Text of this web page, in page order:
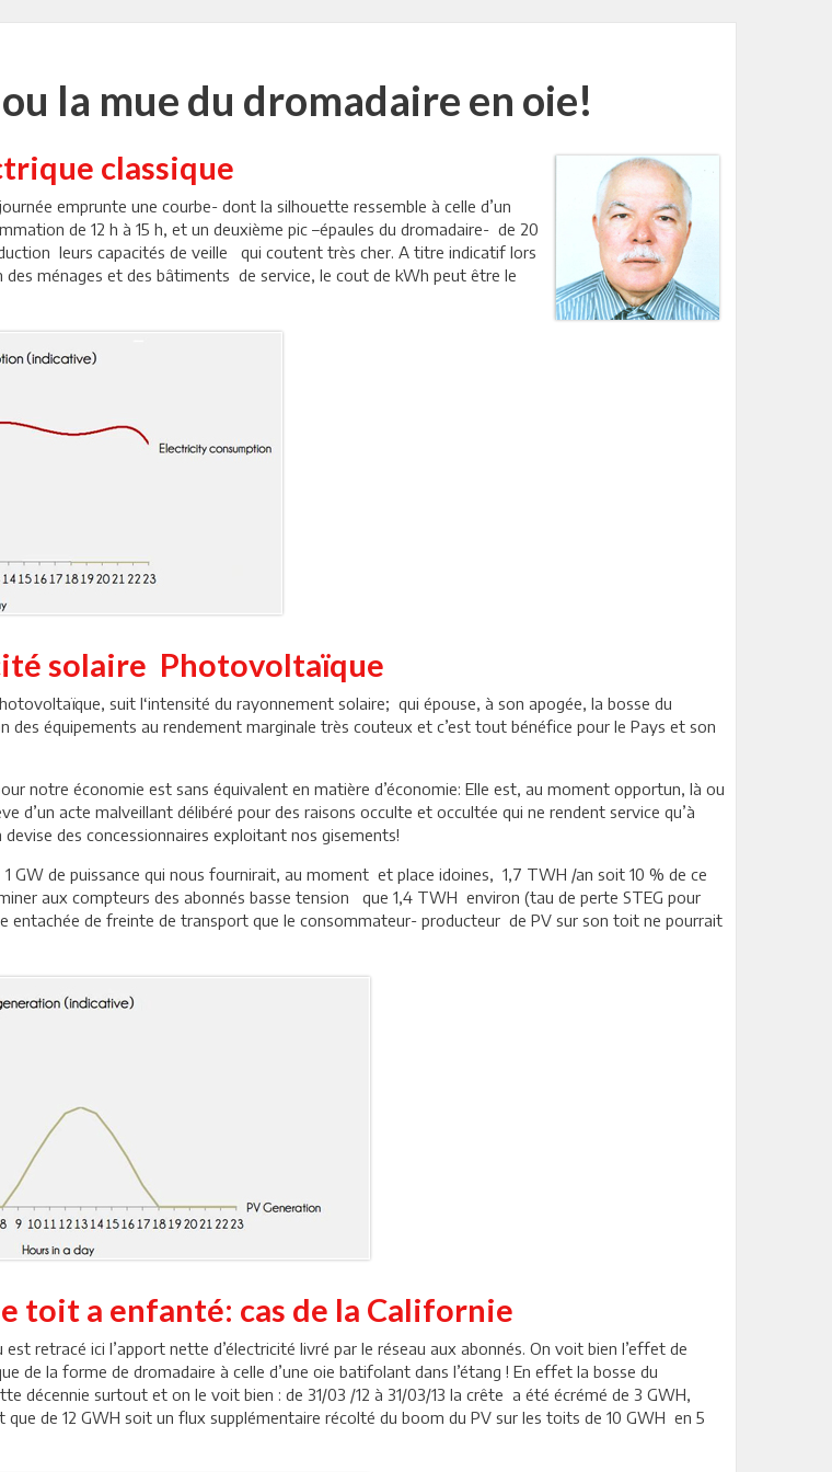
la mue du dromadaire en oie!
classique
emprunte une courbe- dont la silhouette ressemble à celle d’un
de 12 h à 15 h, et un deuxième pic –épaules du dromadaire- de 20
leurs capacités de veille qui coutent très cher. A titre indicatif lors
ménages et des bâtiments de service, le cout de kWh peut être le
solaire Photovoltaïque
suit l‘intensité du rayonnement solaire; qui épouse, à son apogée, la bosse du
des équipements au rendement marginale très couteux et c’est tout bénéfice pour le Pays et son
notre économie est sans équivalent en matière d’économie: Elle est, au moment opportun, là ou
d’un acte malveillant délibéré pour des raisons occulte et occultée qui ne rendent service qu’à
des concessionnaires exploitant nos gisements!
GW de puissance qui nous fournirait, au moment et place idoines, 1,7 TWH /an soit 10 % de ce
aux compteurs des abonnés basse tension que 1,4 TWH environ (tau de perte STEG pour
entachée de freinte de transport que le consommateur- producteur de PV sur son toit ne pourrait
toit a enfanté: cas de la Californie
retracé ici l’apport nette d’électricité livré par le réseau aux abonnés. On voit bien l’effet de
de la forme de dromadaire à celle d’une oie batifolant dans l’étang ! En effet la bosse du
décennie surtout et on le voit bien : de 31/03 /12 à 31/03/13 la crête a été écrémé de 3 GWH,
de 12 GWH soit un flux supplémentaire récolté du boom du PV sur les toits de 10 GWH en 5